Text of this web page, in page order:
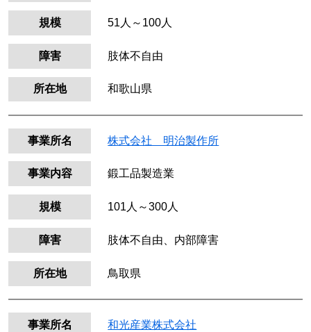
規模 51人～100人
障害 肢体不自由
所在地 和歌山県
事業所名 株式会社 明治製作所
事業内容 鍛工品製造業
規模 101人～300人
障害 肢体不自由、内部障害
所在地 鳥取県
事業所名 和光産業株式会社